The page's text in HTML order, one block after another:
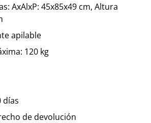
AxAlxP: 45x85x49 cm, Altura
apilable
120 kg
días
de devolución